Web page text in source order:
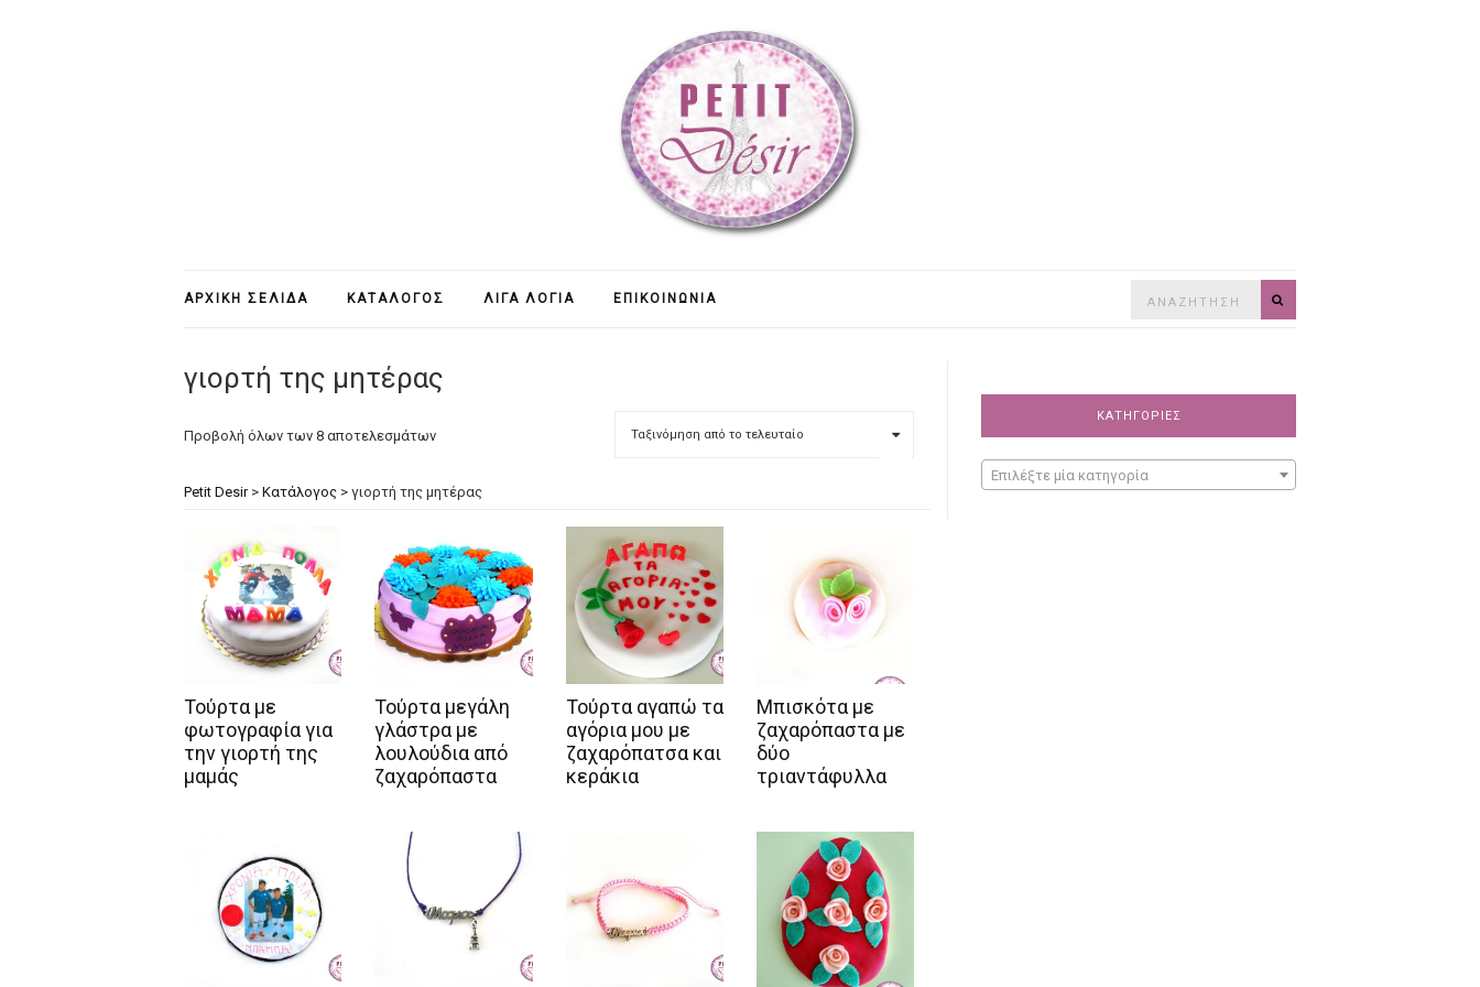
ΑΡΧΙΚΉ ΣΕΛΊΔΑ ΚΑΤΆΛΟΓΟΣ ΛΊΓΑ ΛΌΓΙΑ ΕΠΙΚΟΙΝΩΝΊΑ
γιορτή της μητέρας
Προβολή όλων των 8 αποτελεσμάτων
Petit Desir> Κατάλογος > γιορτή της μητέρας
Τούρτα με
φωτογραφία για
την γιορτή της
μαμάς
Τούρτα μεγάλη
γλάστρα με
λουλούδια από
ζαχαρόπαστα
Τούρτα αγαπώ τα
αγόρια μου με
ζαχαρόπατσα και
κεράκια
Μπισκότα με
ζαχαρόπαστα με
δύο
τριαντάφυλλα
ΚΑΤΗΓΟΡΊΕΣ
Επιλέξτε μία κατηγορία